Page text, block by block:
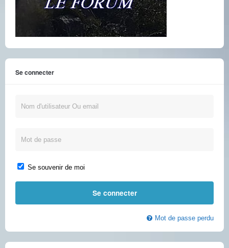
Se connecter
Se souvenir de moi
Mot de passe perdu